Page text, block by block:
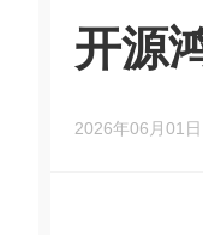
开源
2026年06月01